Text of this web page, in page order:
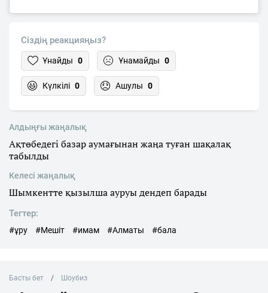
Сіздің реакцияңыз?
Ұнайды 0 Ұнамайды 0
Күлкілі 0 Ашулы 0
Алдыңғы жаңалық
Ақтөбедегі базар аумағынан жаңа туған шақалақ
табылды
Келесі жаңалық
Шымкентте қызылша ауруы дендеп барады
Тегтер:
#ұру #Мешіт #имам #Алматы #бала
Басты бет Шоубиз